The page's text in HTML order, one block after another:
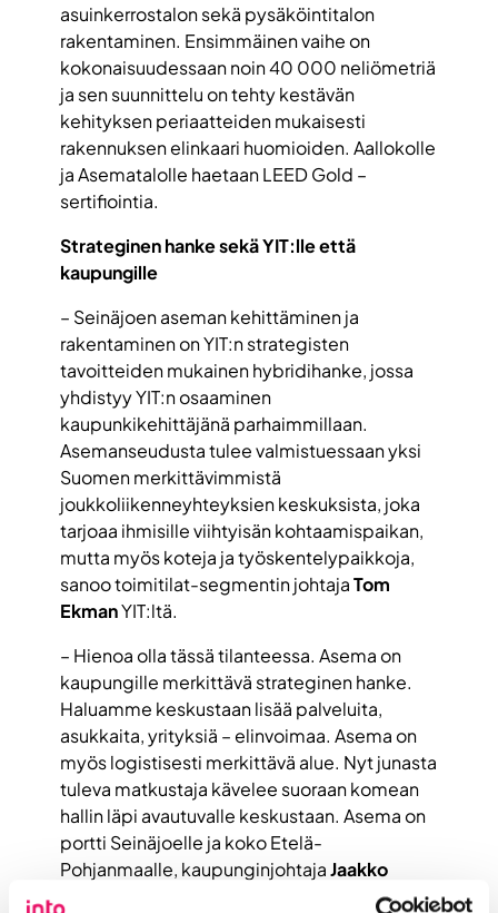
asuinkerrostalon sekä pysäköintitalon
rakentaminen. Ensimmäinen vaihe on
kokonaisuudessaan noin 40 000 neliömetriä
ja sen suunnittelu on tehty kestävän
kehityksen periaatteiden mukaisesti
rakennuksen elinkaari huomioiden. Aallokolle
ja Asematalolle haetaan LEED Gold –
sertifiointia.
Strateginen hanke sekä YIT:lle että
kaupungille
– Seinäjoen aseman kehittäminen ja
rakentaminen on YIT:n strategisten
tavoitteiden mukainen hybridihanke, jossa
yhdistyy YIT:n osaaminen
kaupunkikehittäjänä parhaimmillaan.
Asemanseudusta tulee valmistuessaan yksi
Suomen merkittävimmistä
joukkoliikenneyhteyksien keskuksista, joka
tarjoaa ihmisille viihtyisän kohtaamispaikan,
mutta myös koteja ja työskentelypaikkoja,
sanoo toimitilat-segmentin johtajaTom
EkmanYIT:ltä.
– Hienoa olla tässä tilanteessa. Asema on
kaupungille merkittävä strateginen hanke.
Haluamme keskustaan lisää palveluita,
asukkaita, yrityksiä – elinvoimaa. Asema on
myös logistisesti merkittävä alue. Nyt junasta
tuleva matkustaja kävelee suoraan komean
hallin läpi avautuvalle keskustaan. Asema on
portti Seinäjoelle ja koko Etelä-
Pohjanmaalle, kaupunginjohtajaJaakko